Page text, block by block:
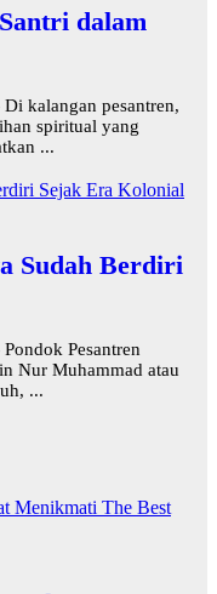
dalam
kalangan pesantren,
spiritual yang
...
Sudah Berdiri
Pesantren
Nur Muhammad atau
...